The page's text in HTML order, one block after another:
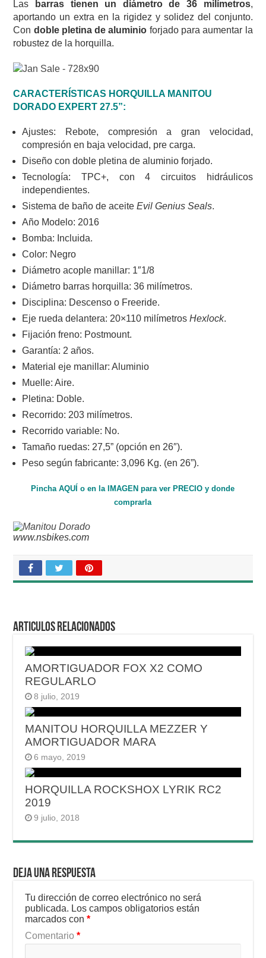
Las barras tienen un diámetro de 36 milímetros,
aportando un extra en la rigidez y solidez del conjunto.
Con doble pletina de aluminio forjado para aumentar la
robustez de la horquilla.
CARACTERÍSTICAS HORQUILLA MANITOU
DORADO EXPERT 27.5”:
Ajustes: Rebote, compresión a gran velocidad,
compresión en baja velocidad, pre carga.
Diseño con doble pletina de aluminio forjado.
Tecnología: TPC+, con 4 circuitos hidráulicos
independientes.
Sistema de baño de aceiteEvil Genius Seals.
Año Modelo: 2016
Bomba: Incluida.
Color: Negro
Diámetro acople manillar: 1″1/8
Diámetro barras horquilla: 36 milímetros.
Disciplina: Descenso o Freeride.
Eje rueda delantera: 20×110 milímetrosHexlock.
Fijación freno: Postmount.
Garantía: 2 años.
Material eje manillar: Aluminio
Muelle: Aire.
Pletina: Doble.
Recorrido: 203 milímetros.
Recorrido variable: No.
Tamaño ruedas: 27,5” (opción en 26″).
Peso según fabricante: 3,096 Kg. (en 26”).
Pincha AQUÍ o en la IMAGEN para ver PRECIO y donde
comprarla
www.nsbikes.com
Articulos relacionados
AMORTIGUADOR FOX X2 COMO
REGULARLO
8 julio, 2019
MANITOU HORQUILLA MEZZER Y
AMORTIGUADOR MARA
6 mayo, 2019
HORQUILLA ROCKSHOX LYRIK RC2
2019
9 julio, 2018
Deja una respuesta
Tu dirección de correo electrónico no será
publicada. Los campos obligatorios están
marcados con*
Comentario*